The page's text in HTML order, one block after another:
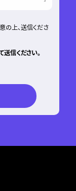
の上、送信くださ
信ください。